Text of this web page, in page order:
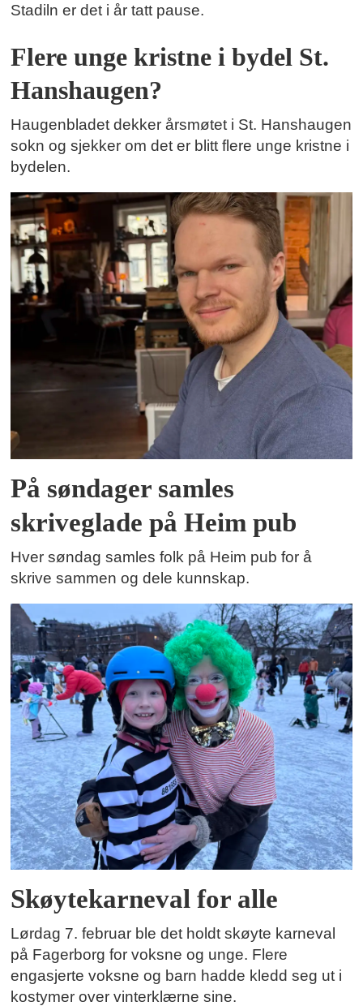
Stadiln er det i år tatt pause.
Flere unge kristne i bydel St.
Hanshaugen?
Haugenbladet dekker årsmøtet i St. Hanshaugen
sokn og sjekker om det er blitt flere unge kristne i
bydelen.
På søndager samles
skriveglade på Heim pub
Hver søndag samles folk på Heim pub for å
skrive sammen og dele kunnskap.
Skøytekarneval for alle
Lørdag 7. februar ble det holdt skøyte karneval
på Fagerborg for voksne og unge. Flere
engasjerte voksne og barn hadde kledd seg ut i
kostymer over vinterklærne sine.